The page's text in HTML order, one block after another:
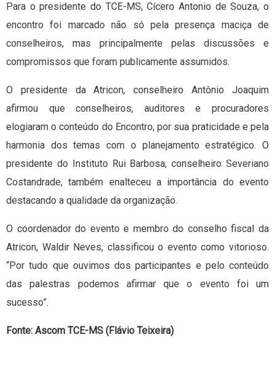
Para o presidente do TCE-MS, Cícero Antonio de Souza, o
encontro foi marcado não só pela presença maciça de
conselheiros, mas principalmente pelas discussões e
compromissos que foram publicamente assumidos.
O presidente da Atricon, conselheiro Antônio Joaquim
afirmou que conselheiros, auditores e procuradores
elogiaram o conteúdo do Encontro, por sua praticidade e pela
harmonia dos temas com o planejamento estratégico. O
presidente do Instituto Rui Barbosa, conselheiro Severiano
Costandrade, também enalteceu a importância do evento
destacando a qualidade da organização.
O coordenador do evento e membro do conselho fiscal da
Atricon, Waldir Neves, classificou o evento como vitorioso.
“Por tudo que ouvimos dos participantes e pelo conteúdo
das palestras podemos afirmar que o evento foi um
sucesso”.
Fonte: Ascom TCE-MS (Flávio Teixeira)